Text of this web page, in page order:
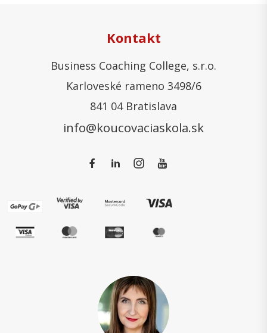
Kontakt
Business Coaching College, s.r.o.
Karloveské rameno 3498/6
841 04 Bratislava
info@koucovaciaskola.sk